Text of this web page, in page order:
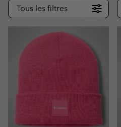
Tous les filtres